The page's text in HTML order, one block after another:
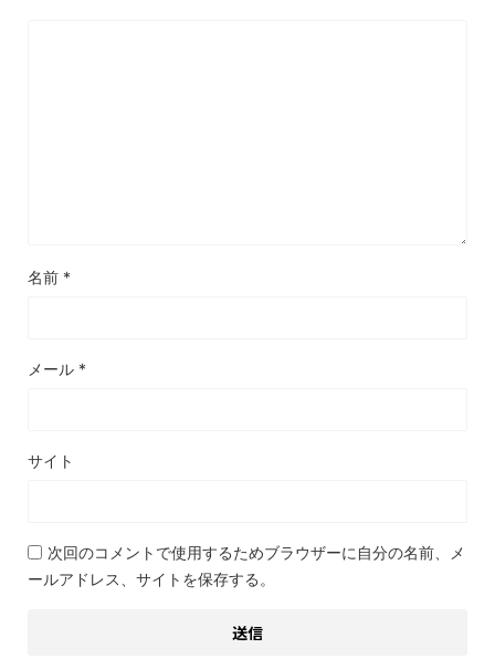
名前 *
メール *
サイト
次回のコメントで使用するためブラウザーに自分の名前、メ
ールアドレス、サイトを保存する。